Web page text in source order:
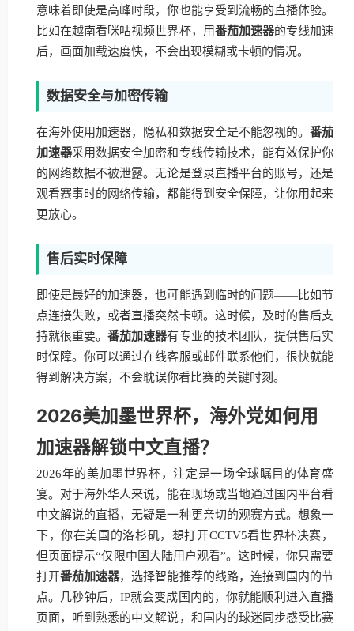
意味着即使是高峰时段，你也能享受到流畅的直播体验。
比如在越南看咪咕视频世界杯，用番茄加速器的专线加速
后，画面加载速度快，不会出现模糊或卡顿的情况。
数据安全与加密传输
在海外使用加速器，隐私和数据安全是不能忽视的。 番茄
加速器采用数据安全加密和专线传输技术，能有效保护你
的网络数据不被泄露。无论是登录直播平台的账号，还是
观看赛事时的网络传输，都能得到安全保障，让你用起来
更放心。
售后实时保障
即使是最好的加速器，也可能遇到临时的问题——比如节
点连接失败，或者直播突然卡顿。这时候，及时的售后支
持就很重要。番茄加速器有专业的技术团队，提供售后实
时保障。你可以通过在线客服或邮件联系他们，很快就能
得到解决方案，不会耽误你看比赛的关键时刻。
2026美加墨世界杯，海外党如何用
加速器解锁中文直播？
2026年的美加墨世界杯，注定是一场全球瞩目的体育盛
宴。对于海外华人来说，能在现场或当地通过国内平台看
中文解说的直播，无疑是一种更亲切的观赛方式。想象一
下，你在美国的洛杉矶，想打开CCTV5看世界杯决赛，
但页面提示“仅限中国大陆用户观看”。这时候，你只需要
打开番茄加速器，选择智能推荐的线路，连接到国内的节
点。几秒钟后，IP就会变成国内的，你就能顺利进入直播
页面，听到熟悉的中文解说，和国内的球迷同步感受比赛